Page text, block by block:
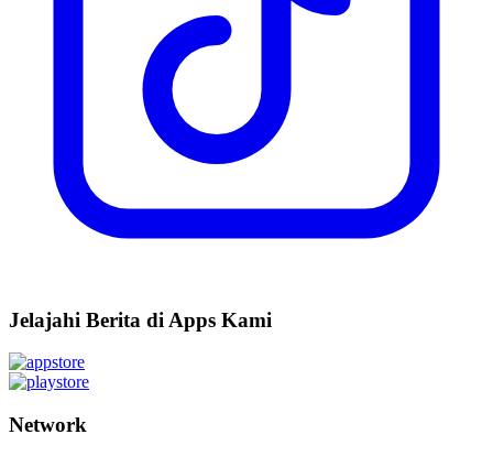
Jelajahi Berita di Apps Kami
Network